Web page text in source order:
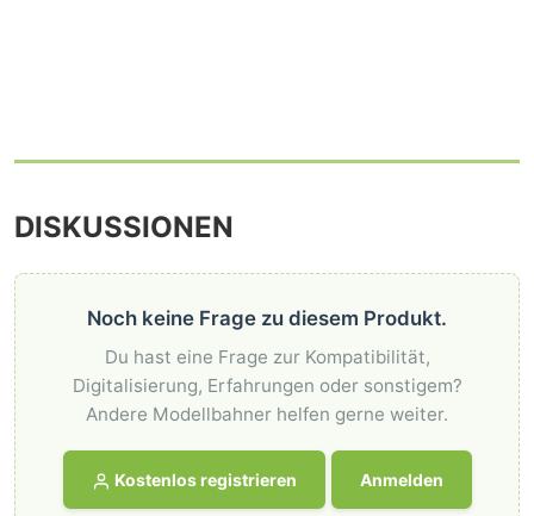
DISKUSSIONEN
Noch keine Frage zu diesem Produkt.
Du hast eine Frage zur Kompatibilität,
Digitalisierung, Erfahrungen oder sonstigem?
Andere Modellbahner helfen gerne weiter.
Kostenlos registrieren Anmelden